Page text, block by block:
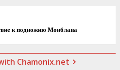
к подножию Монблана
Chamonix.net